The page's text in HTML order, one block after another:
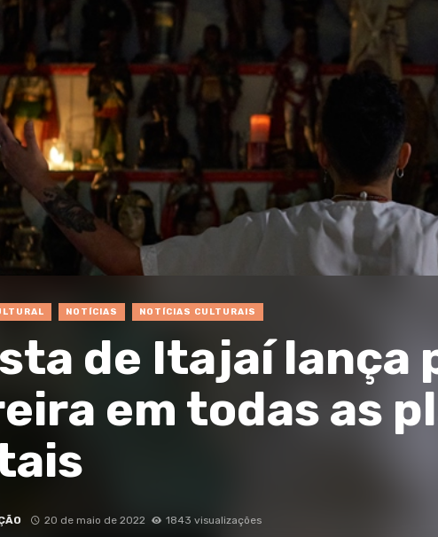
NOTÍCIAS NOTÍCIAS CULTURAIS
de Itajaí lança
em todas as
20 de maio de 2022 1843 visualizações